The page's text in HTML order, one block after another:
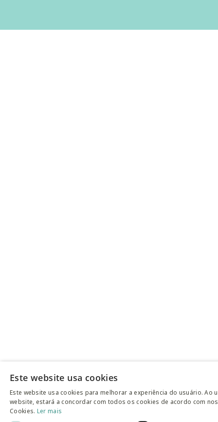
Este website usa cookies
Este website usa cookies para melhorar a experiência do usuário. Ao
website, estará a concordar com todos os cookies de acordo com
Cookies. Ler mais